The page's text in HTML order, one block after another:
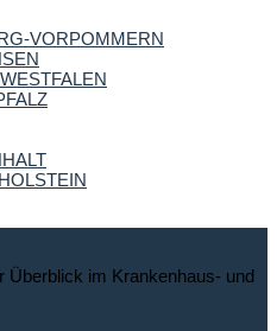
VORPOMMERN
Überblick im Krankenhaus- und